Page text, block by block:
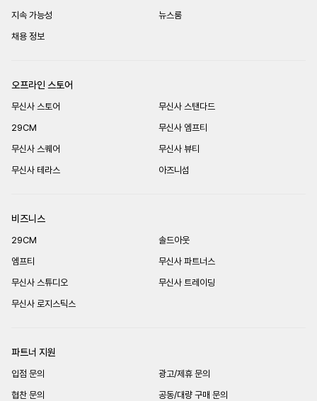
지속 가능성
뉴스룸
채용 정보
오프라인 스토어
무신사 스토어
무신사 스탠다드
29CM
무신사 엠프티
무신사 스퀘어
무신사 뷰티
무신사 테라스
아즈니섬
비즈니스
29CM
솔드아웃
엠프티
무신사 파트너스
무신사 스튜디오
무신사 트레이딩
무신사 로지스틱스
파트너 지원
입점 문의
광고/제휴 문의
협찬 문의
공동/대량 구매 문의